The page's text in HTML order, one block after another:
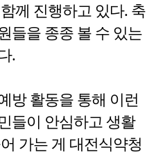
께 진행하고 있다. 축
들을 종종 볼 수 있는
.
방 활동을 통해 이런
들이 안심하고 생활
가는 게 대전식약청